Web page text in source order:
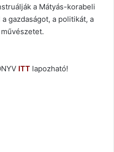
a Mátyás-korabeli
gazdaságot, a politikát, a
ITT lapozható!